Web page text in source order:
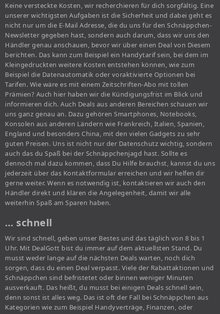
Keine versteckte Kosten, wir recherchieren für dich sorgfältig. Eine
unserer wichtigsten Aufgaben ist die Sicherheit und dabei geht es
nicht nur um die E-Mail Adresse, die du uns für den Schnäppchen-
Newsletter gegeben hast, sondern auch darum, dass wir uns den
Händler genau anschauen, bevor wir über einen Deal von Diesem
berichten. Das kann zum Beispiel ein Handytarif sein, bei dem im
Kleingedruckten weitere Kosten entstehen können, wie zum
Beispiel die Datenautomatik oder voraktivierte Optionen bei
Tarifen. Wie wäre es mit einem Zeitschriften-Abo mit tollen
Prämien? Auch hier haben wir die Kündigungsfrist im Blick und
informieren dich. Auch Deals aus anderen Bereichen schauen wir
uns ganz genau an. Dazu gehören Smartphones, Notebooks,
Konsolen aus anderen Ländern wie Frankreich, Italien, Spanien,
England und besonders China, mit den vielen Gadgets zu sehr
guten Preisen. Uns ist nicht nur der Datenschutz wichtig, sondern
auch das du Spaß bei der Schnäppchenjagd hast. Sollte es
dennoch mal dazu kommen, dass Du Hilfe brauchst, kannst du uns
jederzeit über das Kontaktformular erreichen und wir helfen dir
gerne weiter. Wenn es notwendig ist, kontaktieren wir auch den
Händler direkt und klären die Angelegenheit, damit wir alle
weiterhin Spaß am Sparen haben.
… schnell
Wir sind schnell, geben unser Bestes und das täglich von 8 bis 1
Uhr. Mit DealGott bist du immer auf dem aktuellsten Stand. Du
musst weder lange auf die nächsten Deals warten, noch dich
sorgen, dass du einen Deal verpasst. Viele der Rabattaktionen und
Schnäppchen sind befristetet oder binnen weniger Minuten
ausverkauft. Das heißt, du musst bei einigen Deals schnell sein,
denn sonst ist alles weg. Das ist oft der Fall bei Schnäppchen aus
Kategorien wie zum Beispiel Handyverträge, Finanzen, oder